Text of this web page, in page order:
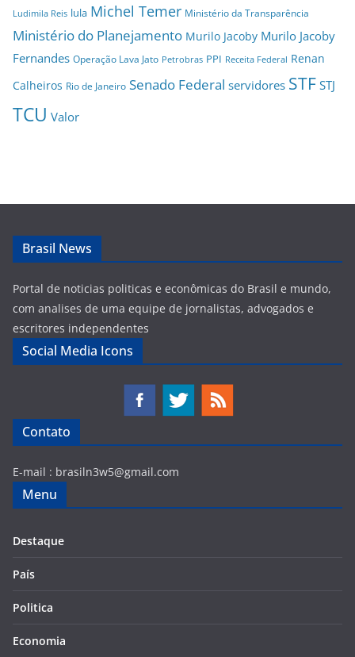
Ludimila Reis lula Michel Temer Ministério da Transparência
Ministério do Planejamento Murilo Jacoby Murilo Jacoby
Fernandes Operação Lava Jato Petrobras PPI Receita Federal Renan
Calheiros Rio de Janeiro Senado Federal servidores STF STJ
TCU Valor
Brasil News
Portal de noticias politicas e econômicas do Brasil e mundo,
com analises de uma equipe de jornalistas, advogados e
escritores independentes
Social Media Icons
Contato
E-mail : brasiln3w5@gmail.com
Menu
Destaque
País
Politica
Economia